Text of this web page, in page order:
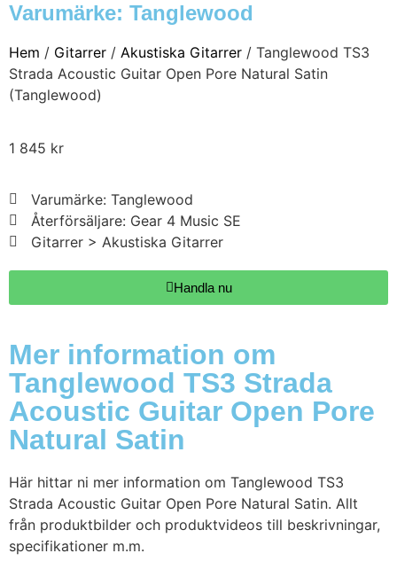
Varumärke: Tanglewood
Hem / Gitarrer / Akustiska Gitarrer / Tanglewood TS3
Strada Acoustic Guitar Open Pore Natural Satin
(Tanglewood)
1 845 kr
Varumärke: Tanglewood
Återförsäljare: Gear 4 Music SE
Gitarrer > Akustiska Gitarrer
Handla nu
Mer information om
Tanglewood TS3 Strada
Acoustic Guitar Open Pore
Natural Satin
Här hittar ni mer information om Tanglewood TS3
Strada Acoustic Guitar Open Pore Natural Satin. Allt
från produktbilder och produktvideos till beskrivningar,
specifikationer m.m.